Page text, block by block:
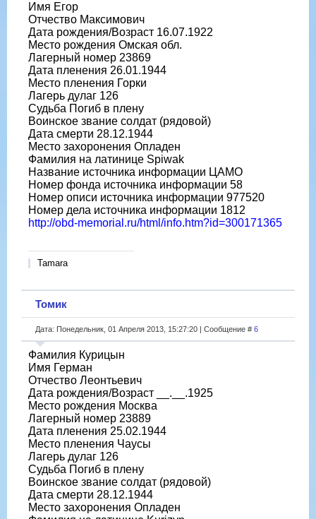
Имя Егор
Отчество Максимович
Дата рождения/Возраст 16.07.1922
Место рождения Омская обл.
Лагерный номер 23869
Дата пленения 26.01.1944
Место пленения Горки
Лагерь дулаг 126
Судьба Погиб в плену
Воинское звание солдат (рядовой)
Дата смерти 28.12.1944
Место захоронения Опладен
Фамилия на латинице Spiwak
Название источника информации ЦАМО
Номер фонда источника информации 58
Номер описи источника информации 977520
Номер дела источника информации 1812
http://obd-memorial.ru/html/info.htm?id=300171365
Tamara
Томик
Дата: Понедельник, 01 Апреля 2013, 15:27:20 | Сообщение # 6
Фамилия Курицын
Имя Герман
Отчество Леонтьевич
Дата рождения/Возраст __.__.1925
Место рождения Москва
Лагерный номер 23889
Дата пленения 25.02.1944
Место пленения Чаусы
Лагерь дулаг 126
Судьба Погиб в плену
Воинское звание солдат (рядовой)
Дата смерти 28.12.1944
Место захоронения Опладен